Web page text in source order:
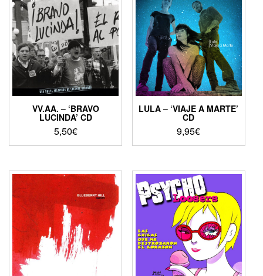
VV.AA. – ‘BRAVO
LUCINDA’ CD
5,50€
LULA – ‘VIAJE A MARTE’
CD
9,95€